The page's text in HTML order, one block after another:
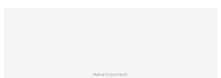
Advertisement